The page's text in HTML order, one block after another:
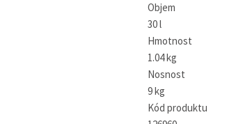
Objem
30 l
Hmotnost
1.04 kg
Nosnost
9 kg
Kód produktu